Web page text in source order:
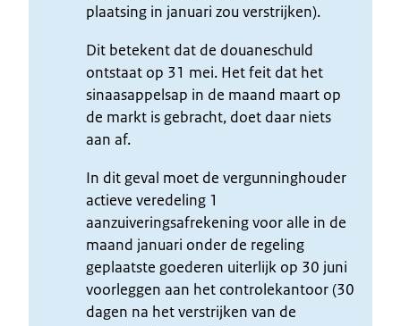
plaatsing in januari zou verstrijken).
Dit betekent dat de douaneschuld
ontstaat op 31 mei. Het feit dat het
sinaasappelsap in de maand maart op
de markt is gebracht, doet daar niets
aan af.
In dit geval moet de vergunninghouder
actieve veredeling 1
aanzuiveringsafrekening voor alle in de
maand januari onder de regeling
geplaatste goederen uiterlijk op 30 juni
voorleggen aan het controlekantoor (30
dagen na het verstrijken van de